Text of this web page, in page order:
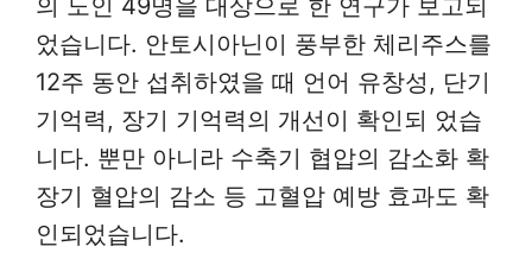
의 노인 49명을 대상으로 한 연구가 보고되
었습니다. 안토시아닌이 풍부한 체리주스를
12주 동안 섭취하였을 때 언어 유창성, 단기
기억력, 장기 기억력의 개선이 확인되 었습
니다. 뿐만 아니라 수축기 협압의 감소화 확
장기 혈압의 감소 등 고혈압 예방 효과도 확
인되었습니다.